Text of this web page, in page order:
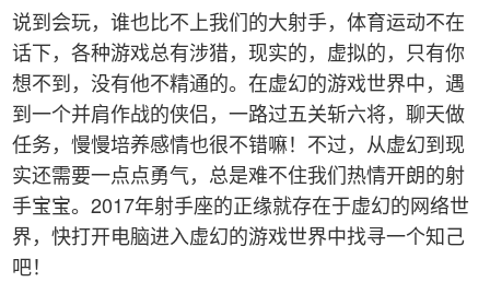
说到会玩，谁也比不上我们的大射手，体育运动不在
话下，各种游戏总有涉猎，现实的，虚拟的，只有你
想不到，没有他不精通的。在虚幻的游戏世界中，遇
到一个并肩作战的侠侣，一路过五关斩六将，聊天做
任务，慢慢培养感情也很不错嘛！不过，从虚幻到现
实还需要一点点勇气，总是难不住我们热情开朗的射
手宝宝。2017年射手座的正缘就存在于虚幻的网络世
界，快打开电脑进入虚幻的游戏世界中找寻一个知己
吧！